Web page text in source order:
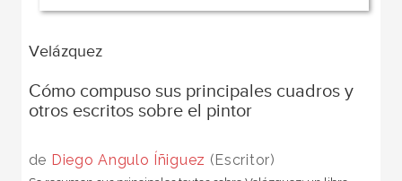
Velázquez
Cómo compuso sus principales cuadros y
otros escritos sobre el pintor
de Diego Angulo Íñiguez (Escritor)